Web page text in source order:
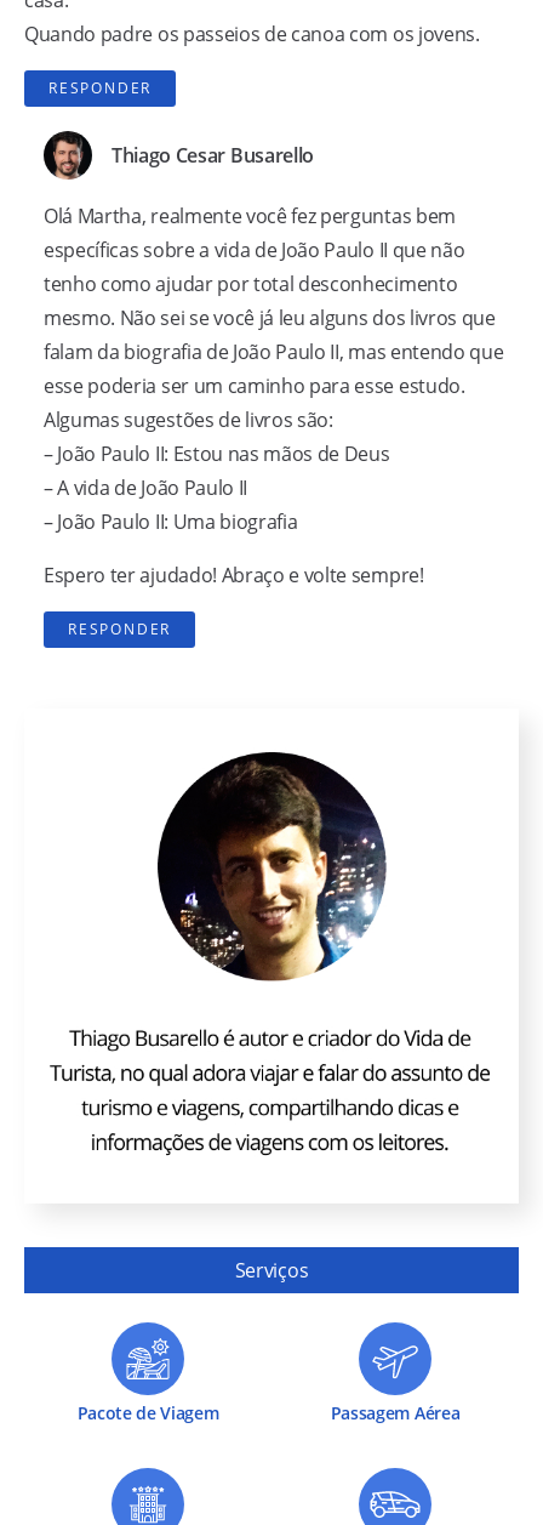
Quando padre os passeios de canoa com os jovens.
RESPONDER
Thiago Cesar Busarello
Olá Martha, realmente você fez perguntas bem
específicas sobre a vida de João Paulo II que não
tenho como ajudar por total desconhecimento
mesmo. Não sei se você já leu alguns dos livros que
falam da biografia de João Paulo II, mas entendo que
esse poderia ser um caminho para esse estudo.
Algumas sugestões de livros são:
–João Paulo II: Estou nas mãos de Deus
–A vida de João Paulo II
–João Paulo II: Uma biografia
Espero ter ajudado! Abraço e volte sempre!
RESPONDER
Serviços
Pacote de Viagem Passagem Aérea